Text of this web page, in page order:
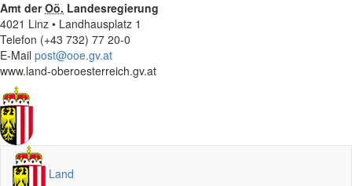
Amt derOö. Landesregierung
4021 Linz • Landhausplatz 1
Telefon (+43 732) 77 20-0
E-Mail post@ooe.gv.at
www.land-oberoesterreich.gv.at
Land